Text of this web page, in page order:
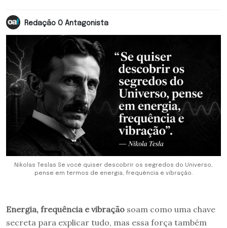
Redação O Antagonista
Nikolas Teslas Se você quiser descobrir os segredos do Universo,
pense em termos de energia, frequência e vibração.
Energia, frequência e vibração soam como uma chave
secreta para explicar tudo, mas essa força também